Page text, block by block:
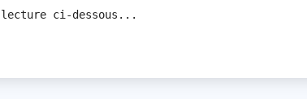
lecture ci-dessous...